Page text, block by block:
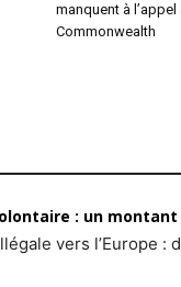
manquent à
Commonwealth
: un montant
vers l’Europe